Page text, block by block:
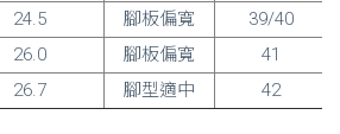
24.5 腳板偏寬
39/40
26.0 腳板偏寬
41
26.7 腳型適中 42